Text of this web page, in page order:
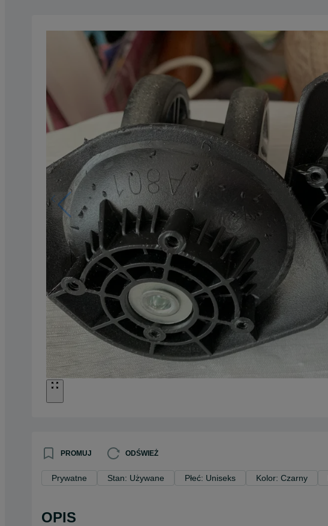
PROMUJ ODŚWIEŻ
Prywatne Stan: Używane Płeć: Uniseks Kolor: Czarny
OPIS